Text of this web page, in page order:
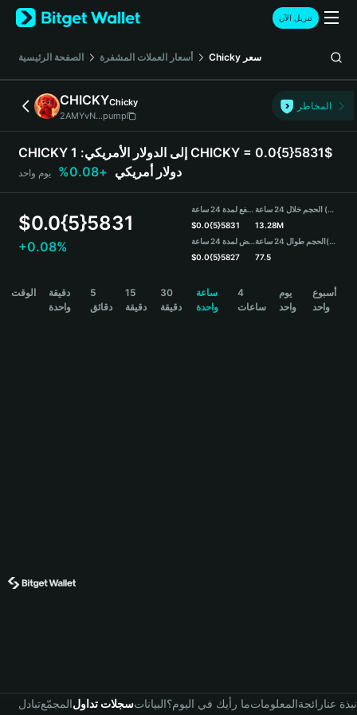
English
日本語
Русский
Español (Latinoamérica)
Türkçe
Deutsch
简体中文
Português (Portugal)
Bahasa Indonesia
বাংলা
تنزيل الآن
الصفحة الرئيسية أسعار العملات المشفرة Chicky سعر
CHICKYChicky
2AMYvN...pump
المخاطر
CHICKY إلى الدولار الأمريكي: 1 CHICKY = 0.0{5}5831$
دولار أمريكي +0.08% يوم واحد
$0.0{5}5831
+0.08%
مرتفع لمدة 24 ساعة
$0.0{5}5831
منخفض لمدة 24 ساعة
$0.0{5}5827
الحجم خلال 24 ساعة (CHICKY)
13.28M
الحجم طوال 24 ساعة(USDT)
77.5
الوقت
دقيقة
واحدة
5
دقائق
15
دقيقة
30
دقيقة
ساعة
واحدة
4
ساعات
يوم
واحد
أسبوع
واحد
تبادلالمجمّعسجلات تداولالبياناتما رأيك في اليوم؟المعلوماترائجةنبذة عنا